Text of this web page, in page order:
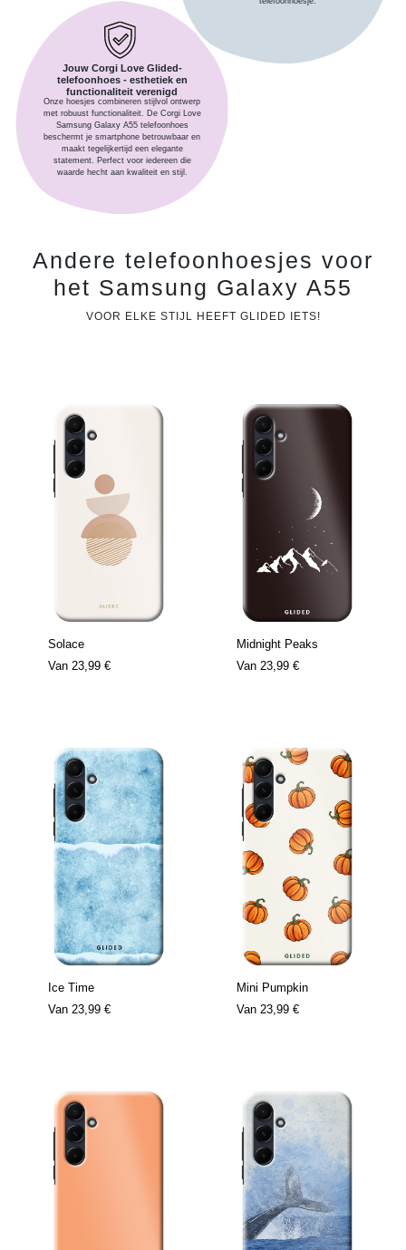
Jouw Corgi Love Glided-
telefoonhoes - esthetiek en
functionaliteit verenigd
Onze hoesjes combineren stijlvol ontwerp
met robuust functionaliteit. De Corgi Love
Samsung Galaxy A55 telefoonhoes
beschermt je smartphone betrouwbaar en
maakt tegelijkertijd een elegante
statement. Perfect voor iedereen die
waarde hecht aan kwaliteit en stijl.
Andere telefoonhoesjes voor
het Samsung Galaxy A55
VOOR ELKE STIJL HEEFT GLIDED IETS!
Solace
Van 23,99 €
Midnight Peaks
Van 23,99 €
Ice Time
Van 23,99 €
Mini Pumpkin
Van 23,99 €